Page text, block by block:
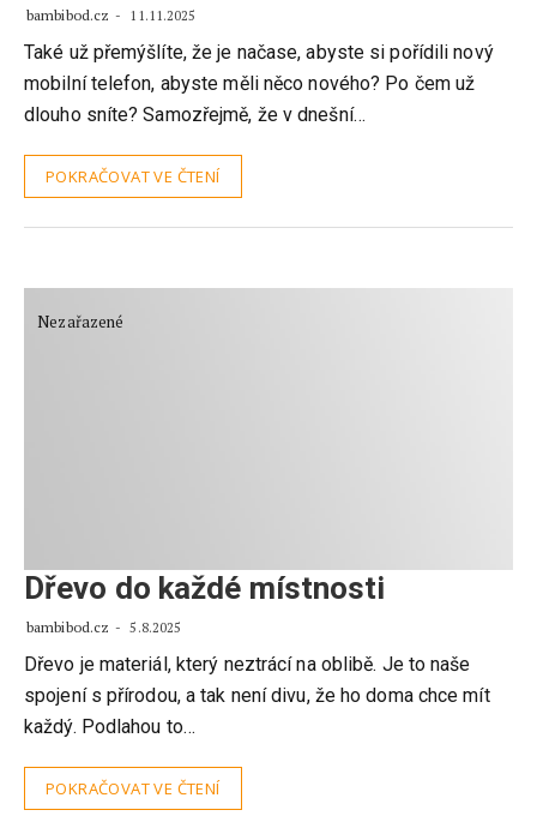
bambibod.cz 11.11.2025
Také už přemýšlíte, že je načase, abyste si pořídili nový
mobilní telefon, abyste měli něco nového? Po čem už
dlouho sníte? Samozřejmě, že v dnešní…
POKRAČOVAT VE ČTENÍ
Nezařazené
Dřevo do každé místnosti
bambibod.cz 5.8.2025
Dřevo je materiál, který neztrácí na oblibě. Je to naše
spojení s přírodou, a tak není divu, že ho doma chce mít
každý. Podlahou to…
POKRAČOVAT VE ČTENÍ